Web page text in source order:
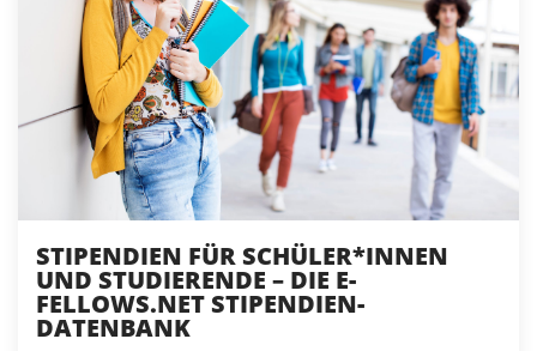
STIPENDIEN FÜR SCHÜLER*INNEN
UND STUDIERENDE – DIE E-
FELLOWS.NET STIPENDIEN-
DATENBANK